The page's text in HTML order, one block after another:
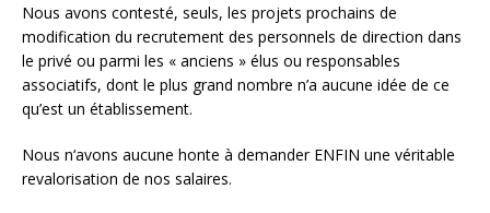
Nous avons contesté, seuls, les projets prochains de
modification du recrutement des personnels de direction dans
le privé ou parmi les « anciens » élus ou responsables
associatifs, dont le plus grand nombre n’a aucune idée de ce
qu’est un établissement.
Nous n‘avons aucune honte à demander ENFIN une véritable
revalorisation de nos salaires.